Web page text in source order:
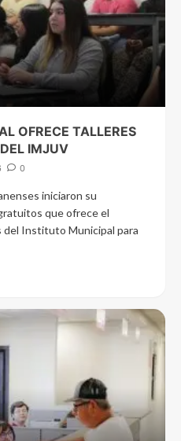
OFRECE TALLERES
IMJUV
0
iniciaron su
que ofrece el
del Instituto Municipal para